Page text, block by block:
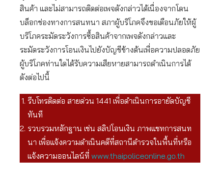
สินค้า และไม่สามารถติดต่อเพจดังกล่าวได้เนื่องจากโดน
บล็อกช่องทางการสนทนา สภาผู้บริโภคจึงขอเตือนภัยให้ผู้
บริโภคระมัดระวังการซื้อสินค้าจากเพจดังกล่าวและ
ระมัดระวังการโอนเงินไปยังบัญชีข้างต้นเพื่อความปลอดภัย
ผู้บริโภคท่านใดได้รับความเสียหายสามารถดำเนินการได้
ดังต่อไปนี้
รีบโทรติดต่อ สายด่วน 1441 เพื่อดำเนินการอายัดบัญชี
ทันที
รวบรวมหลักฐาน เช่น สลิปโอนเงิน ภาพแชทการสนท
นา เพื่อแจ้งความดำเนินคดีที่สถานีตำรวจในพื้นที่หรือ
แจ้งความออนไลน์ที่ www.thaipoliceonline.go.th